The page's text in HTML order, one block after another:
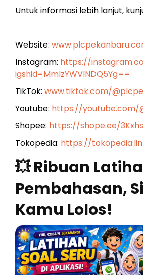
Untuk informasi lebih lanjut,
Website:
Instagram: https://
igshid=MmIzYWVlNDQ5Yg==
TikTok: www.tiktok.com/
Youtube: https://youtube.com/
Shopee: https://shope.ee/
Tokopedia: https://
💥 Ribuan
Pembahasan,
Kamu Lolos!